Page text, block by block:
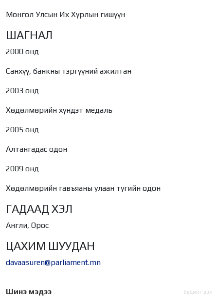
Монгол Улсын Их Хурлын гишүүн
ШАГНАЛ
2000 онд
Санхүү, банкны тэргүүний ажилтан
2003 онд
Хөдөлмөрийн хүндэт медаль
2005 онд
Алтангадас одон
2009 онд
Хөдөлмөрийн гавъяаны улаан тугийн одон
ГАДААД ХЭЛ
Англи, Орос
ЦАХИМ ШУУДАН
davaasuren@parliament.mn
Шинэ мэдээ Бүгдийг үзэх